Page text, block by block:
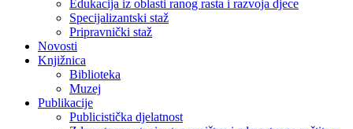
Edukacija iz oblasti ranog rasta i razvoja djece
Specijalizantski staž
Pripravnički staž
Novosti
Knjižnica
Biblioteka
Muzej
Publikacije
Publicistička djelatnost